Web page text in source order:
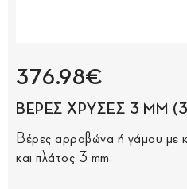
376.98€
ΒΕΡΕΣ ΧΡΥΣΕΣ 3 MM
Βέρες αρραβώνα ή γάμου με
και πλάτος 3 mm.